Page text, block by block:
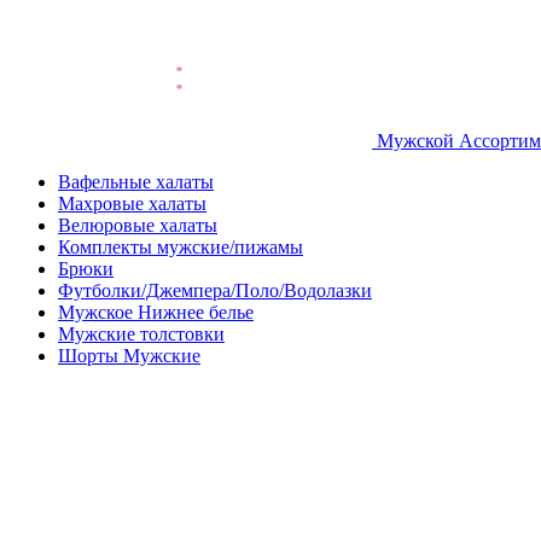
Мужской
Вафельные халаты
Махровые халаты
Велюровые халаты
Комплекты мужские/пижамы
Брюки
Футболки/Джемпера/Поло/Водолазки
Мужское Нижнее белье
Мужские толстовки
Шорты Мужские